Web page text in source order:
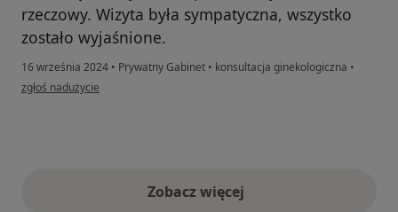
rzeczowy. Wizyta była sympatyczna, wszystko
zostało wyjaśnione.
16 września 2024 • Prywatny Gabinet • konsultacja ginekologiczna •
w opinii użytkownika AS
zgłoś nadużycie
Zobacz więcejopinie powyżej